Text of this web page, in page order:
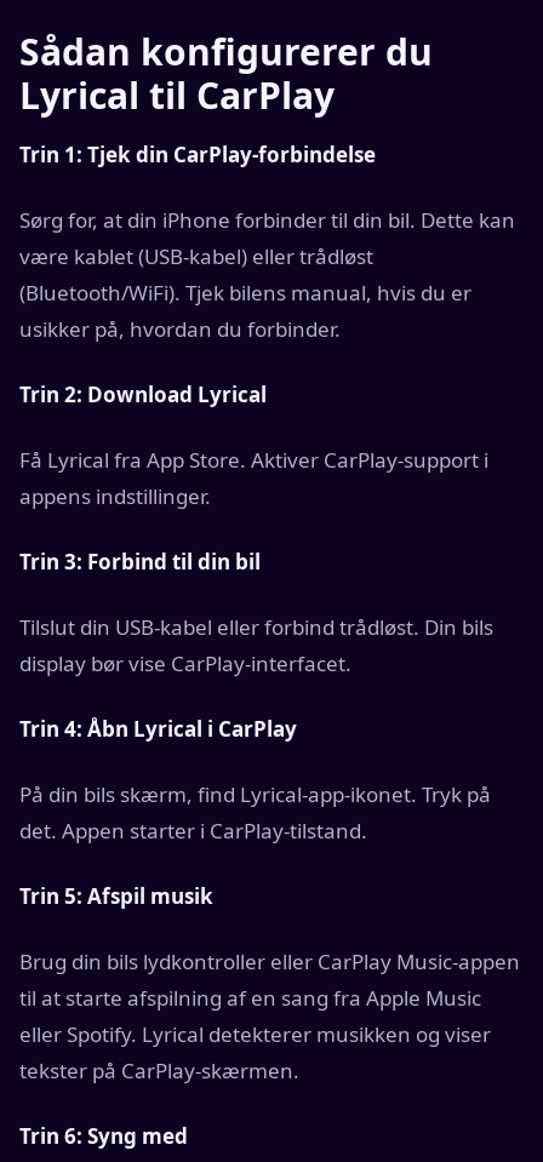
Sådan konfigurerer du
Lyrical til CarPlay
Trin 1: Tjek din CarPlay-forbindelse
Sørg for, at din iPhone forbinder til din bil. Dette kan
være kablet (USB-kabel) eller trådløst
(Bluetooth/WiFi). Tjek bilens manual, hvis du er
usikker på, hvordan du forbinder.
Trin 2: Download Lyrical
Få Lyrical fra App Store. Aktiver CarPlay-support i
appens indstillinger.
Trin 3: Forbind til din bil
Tilslut din USB-kabel eller forbind trådløst. Din bils
display bør vise CarPlay-interfacet.
Trin 4: Åbn Lyrical i CarPlay
På din bils skærm, find Lyrical-app-ikonet. Tryk på
det. Appen starter i CarPlay-tilstand.
Trin 5: Afspil musik
Brug din bils lydkontroller eller CarPlay Music-appen
til at starte afspilning af en sang fra Apple Music
eller Spotify. Lyrical detekterer musikken og viser
tekster på CarPlay-skærmen.
Trin 6: Syng med